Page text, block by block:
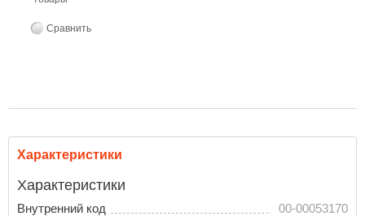
Сравнить
Характеристики
Характеристики
Внутренний код
00-00053170